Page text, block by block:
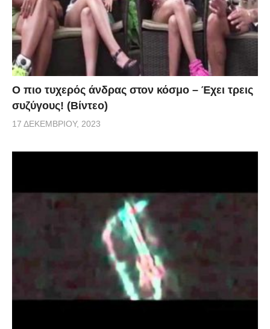
Ο πιο τυχερός άνδρας στον κόσμο – Έχει τρεις
συζύγους! (Βίντεο)
17 ΔΕΚΕΜΒΡΊΟΥ, 2023